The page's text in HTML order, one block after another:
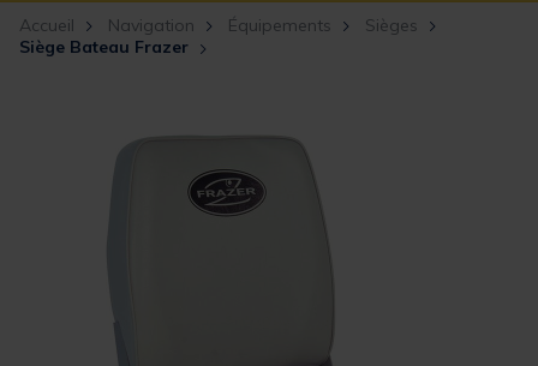
Accueil Navigation Équipements
Sièges
Siège Bateau Frazer